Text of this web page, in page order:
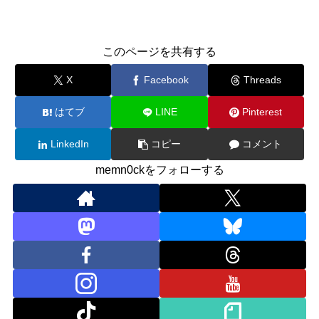
このページを共有する
X Facebook Threads
はてブ LINE Pinterest
LinkedIn コピー コメント
memn0ckをフォローする